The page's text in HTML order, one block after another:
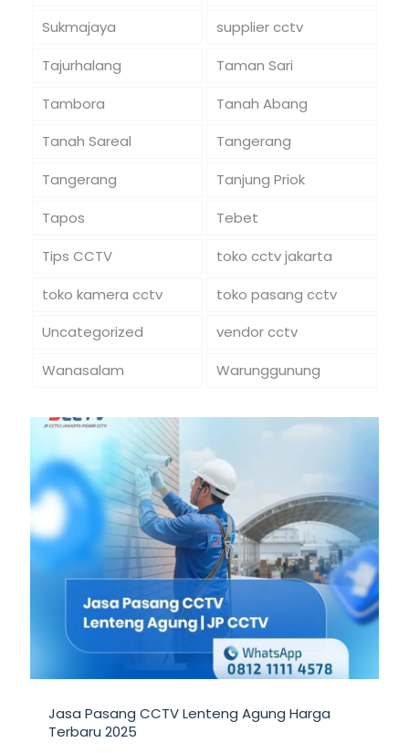
Sukmajaya
supplier cctv
Tajurhalang
Taman Sari
Tambora
Tanah Abang
Tanah Sareal
Tangerang
Tangerang
Tanjung Priok
Tapos
Tebet
Tips CCTV
toko cctv jakarta
toko kamera cctv
toko pasang cctv
Uncategorized
vendor cctv
Wanasalam
Warunggunung
Jasa Pasang CCTV Lenteng Agung Harga
Terbaru 2025